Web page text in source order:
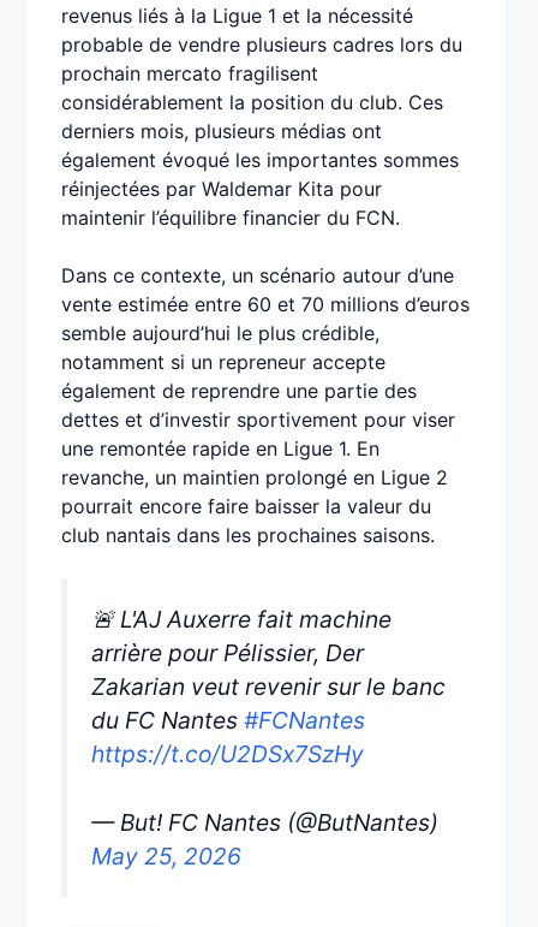
revenus liés à la Ligue 1 et la nécessité
probable de vendre plusieurs cadres lors du
prochain mercato fragilisent
considérablement la position du club. Ces
derniers mois, plusieurs médias ont
également évoqué les importantes sommes
réinjectées par Waldemar Kita pour
maintenir l’équilibre financier du FCN.
Dans ce contexte, un scénario autour d’une
vente estimée entre 60 et 70 millions d’euros
semble aujourd’hui le plus crédible,
notamment si un repreneur accepte
également de reprendre une partie des
dettes et d’investir sportivement pour viser
une remontée rapide en Ligue 1. En
revanche, un maintien prolongé en Ligue 2
pourrait encore faire baisser la valeur du
club nantais dans les prochaines saisons.
🚨 L'AJ Auxerre fait machine
arrière pour Pélissier, Der
Zakarian veut revenir sur le banc
du FC Nantes #FCNantes
https://t.co/U2DSx7SzHy
— But! FC Nantes (@ButNantes)
May 25, 2026